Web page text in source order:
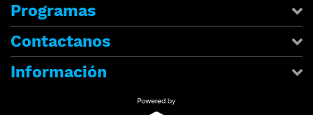
Programas
Contactanos
Información